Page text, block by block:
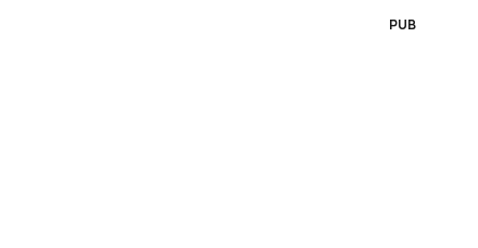
PUB